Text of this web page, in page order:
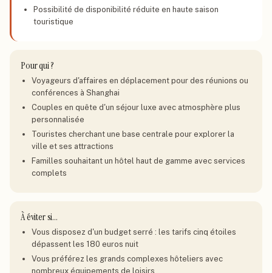
Possibilité de disponibilité réduite en haute saison
touristique
Pour qui ?
Voyageurs d'affaires en déplacement pour des réunions ou
conférences à Shanghai
Couples en quête d'un séjour luxe avec atmosphère plus
personnalisée
Touristes cherchant une base centrale pour explorer la
ville et ses attractions
Familles souhaitant un hôtel haut de gamme avec services
complets
À éviter si…
Vous disposez d'un budget serré : les tarifs cinq étoiles
dépassent les 180 euros nuit
Vous préférez les grands complexes hôteliers avec
nombreux équipements de loisirs